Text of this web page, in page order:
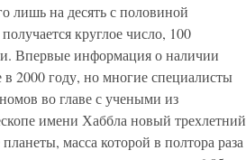
лишь на десять с половиной
круглое число, 100
Впервые информация о наличии
2000 году, но многие специалисты
во главе с учеными из
имени Хаббла новый трехлетний
масса которой в полтора раза